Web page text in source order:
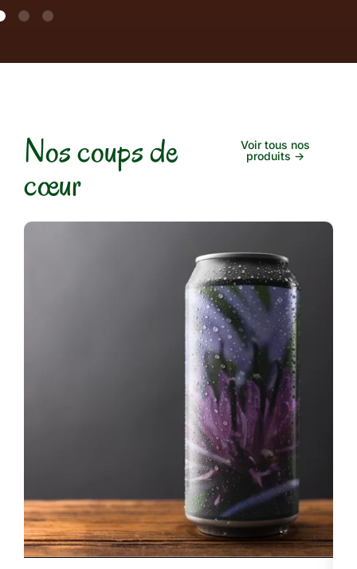
Nos coups de
cœur
Voir tous nos
produits ->